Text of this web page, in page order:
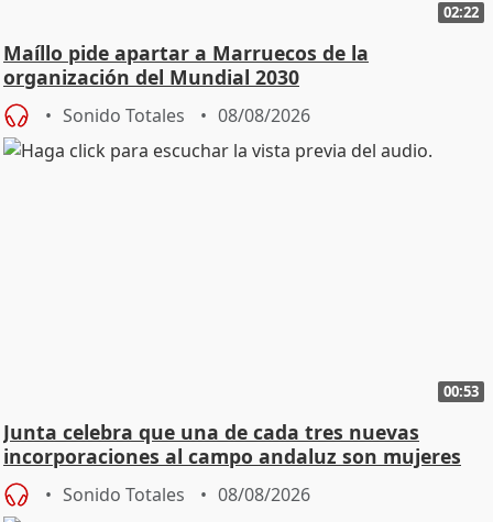
02:22
Maíllo pide apartar a Marruecos de la
organización del Mundial 2030
Sonido Totales 08/08/2026
00:53
Junta celebra que una de cada tres nuevas
incorporaciones al campo andaluz son mujeres
jóvenes
Sonido Totales 08/08/2026